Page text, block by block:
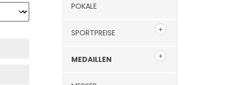
POKALE
SPORTPREISE
MEDAILLEN